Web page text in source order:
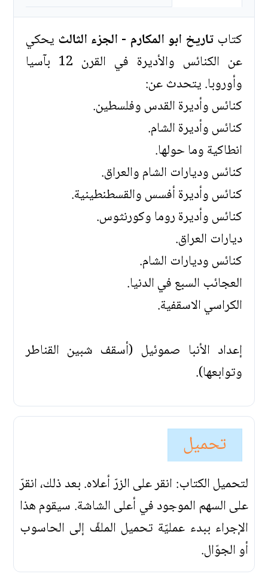
كتابتاريخ ابو المكارم - الجزء الثالث يحكي
عن الكنائس والأديرة في القرن 12 بآسيا
وأوروبا. يتحدث عن:
كنائس وأديرة القدس وفلسطين.
كنائس وأديرة الشام.
انطاكية وما حولها.
كنائس وديارات الشام والعراق.
كنائس وأديرة أفسس والقسطنطينية.
كنائس وأديرة روما وكورنثوس.
ديارات العراق.
كنائس وديارات الشام.
العجائب السبع في الدنيا.
الكراسي الاسقفية.
إعداد الأنبا صموئيل (أسقف شبين القناطر
وتوابعها).
تحميل
لتحميل الكتاب: انقر على الزرّ أعلاه. بعد ذلك، انقرّ
على السهم الموجود في أعلى الشاشة. سيقوم هذا
الإجراء ببدء عمليّة تحميل الملفّ إلى الحاسوب
أو الجوّال.